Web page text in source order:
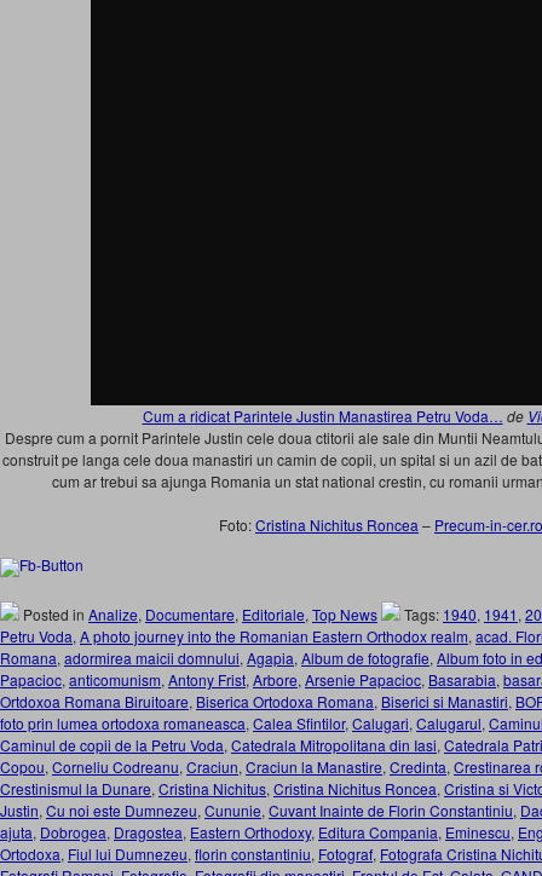
Cum a ridicat Parintele Justin Manastirea Petru Voda… de
Despre cum a pornit Parintele Justin cele doua ctitorii ale sale din Muntii
construit pe langa cele doua manastiri un camin de copii, un spital si un azil de
cum ar trebui sa ajunga Romania un stat national crestin, cu romanii
Foto:Cristina Nichitus Roncea – Precum-in-cer.ro
Posted in Analize, Documentare, Editoriale, Top News Tags: 1940, 1941,
Petru Voda, A photo journey into the Romanian Eastern Orthodox realm, acad.
Romana, adormirea maicii domnului, Agapia, Album de fotografie, Album foto in
Papacioc, anticomunism, Antony Frist, Arbore, Arsenie Papacioc, Basarabia,
Ortdoxoa Romana Biruitoare, Biserica Ortodoxa Romana, Biserici si Manastiri,
foto prin lumea ortodoxa romaneasca, Calea Sfintilor, Calugari, Calugarul,
Caminul de copii de la Petru Voda, Catedrala Mitropolitana din Iasi, Catedrala
Copou, Corneliu Codreanu, Craciun, Craciun la Manastire, Credinta, Crestinarea
Crestinismul la Dunare, Cristina Nichitus, Cristina Nichitus Roncea, Cristina si
Justin, Cu noi este Dumnezeu, Cununie, Cuvant Inainte de Florin Constantiniu,
ajuta, Dobrogea, Dragostea, Eastern Orthodoxy, Editura Compania, Eminescu,
Ortodoxa, Fiul lui Dumnezeu, florin constantiniu, Fotograf, Fotografa Cristina